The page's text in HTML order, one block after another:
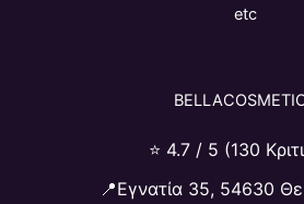
etc
⭐ 4.7 / 5 (130
📍Εγνατία 35, 54630